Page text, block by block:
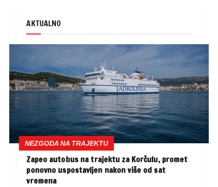
AKTUALNO
NEZGODA NA TRAJEKTU
Zapeo autobus na trajektu za Korčulu, promet
ponovno uspostavljen nakon više od sat
vremena